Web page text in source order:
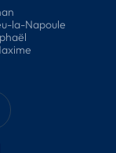
la-Napoule